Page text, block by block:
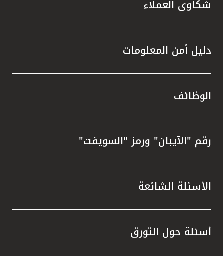
شكاوى العملاء
دليل أمن المعلومات
الوظائف
رقم "الآيبان" ورمز "السويفت"
الأسئلة الشائعة
أسئلة حول التورق